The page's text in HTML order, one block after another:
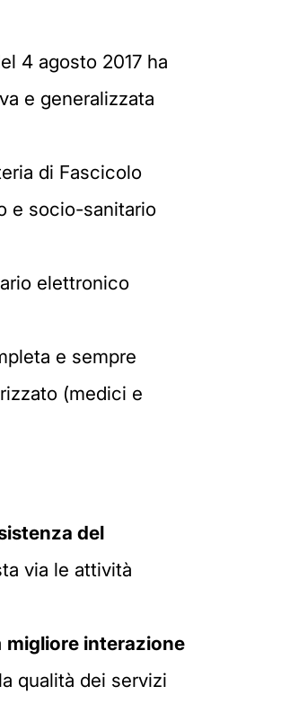
4 agosto 2017 ha
e generalizzata
di Fascicolo
e socio-sanitario
elettronico
e sempre
(medici e
del
via le attività
migliore interazione
qualità dei servizi